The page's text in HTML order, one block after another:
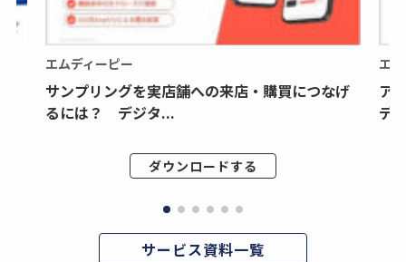
エムディーピー
サンプリングを実店舗への来店・購買につなげ
るには？ デジタ...
ダウンロードする
エ
ア
デ
サービス資料一覧